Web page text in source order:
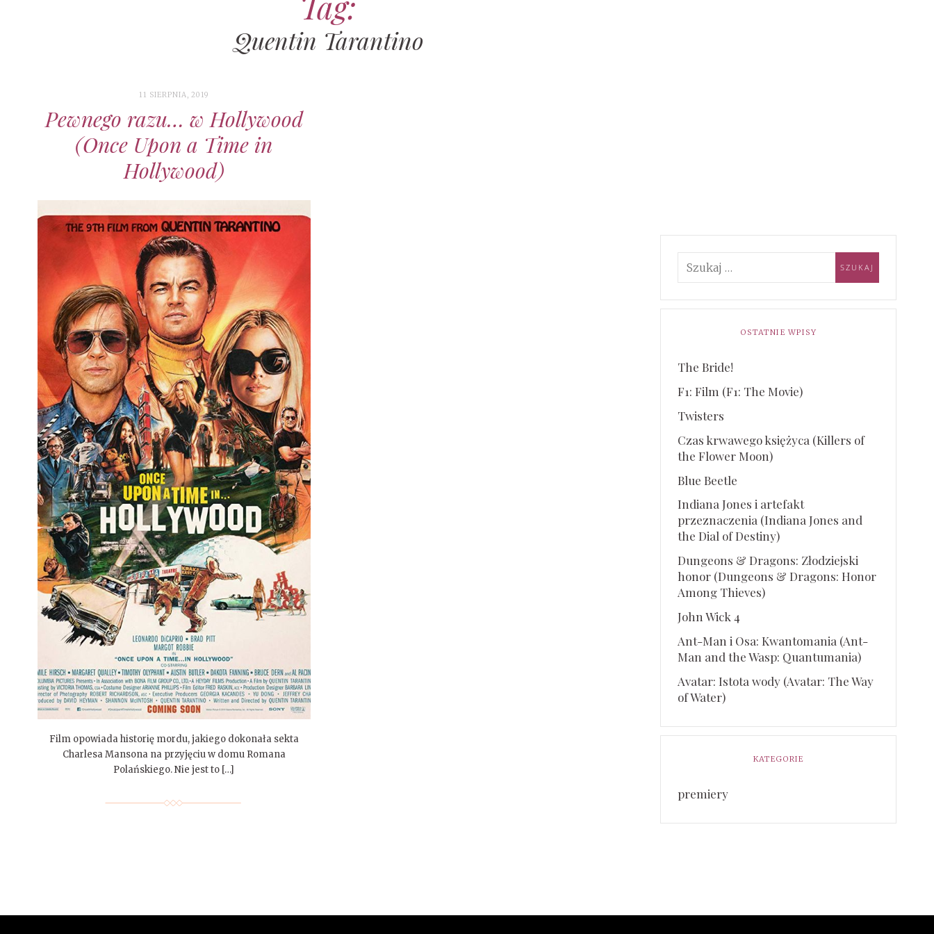
Quentin Tarantino
11 SIERPNIA, 2019
Pewnego razu… w Hollywood
(Once Upon a Time in
Hollywood)
Film opowiada historię mordu, jakiego dokonała sekta
Charlesa Mansona na przyjęciu w domu Romana
Polańskiego. Nie jest to […]
OSTATNIE WPISY
The Bride!
F1: Film (F1: The Movie)
Twisters
Czas krwawego księżyca (Killers of
the Flower Moon)
Blue Beetle
Indiana Jones i artefakt
przeznaczenia (Indiana Jones and
the Dial of Destiny)
Dungeons & Dragons: Złodziejski
honor (Dungeons & Dragons: Honor
Among Thieves)
John Wick 4
Ant-Man i Osa: Kwantomania (Ant-
Man and the Wasp: Quantumania)
Avatar: Istota wody (Avatar: The Way
of Water)
KATEGORIE
premiery